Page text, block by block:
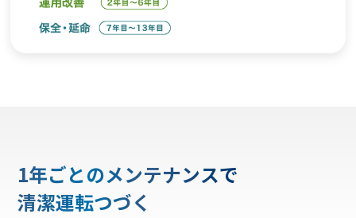
1年ごとのメンテナンスで
清潔運転つづく